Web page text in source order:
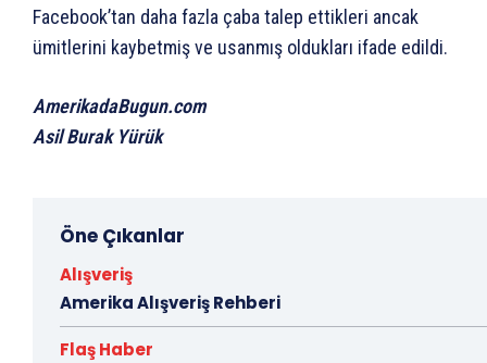
Facebook’tan daha fazla çaba talep ettikleri ancak
ümitlerini kaybetmiş ve usanmış oldukları ifade edildi.
AmerikadaBugun.com
Asil Burak Yürük
Öne Çıkanlar
Alışveriş
Amerika Alışveriş Rehberi
Flaş Haber